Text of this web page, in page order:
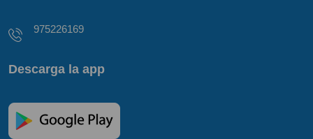
975226169
Descarga la app